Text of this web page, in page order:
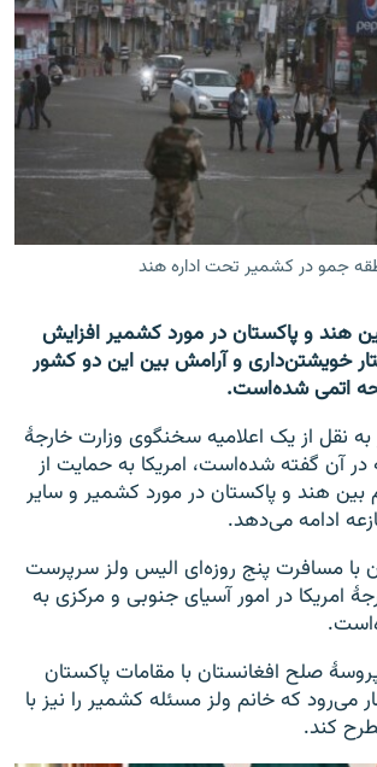
آزادی/ رادیو اروپای آزاد
جمو در کشمیر تحت اداره هند
هند و پاکستان در مورد کشمیر افزایش
خویشتن‌داری و آرامش بین این دو کشور
اتمی شده‌است.
به نقل از یک اعلامیه سخنگوی وزارت خارجۀ
در آن گفته شده‌است، امریکا به حمایت از
هند و پاکستان در مورد کشمیر و سایر
ادامه می‌دهد.
با مسافرت پنج روزه‌ای الیس ولز سرپرست
امریکا در امور آسیای جنوبی و مرکزی به
صلح افغانستان با مقامات پاکستان
می‌رود که خانم ولز مسئله کشمیر را نیز با
کند.